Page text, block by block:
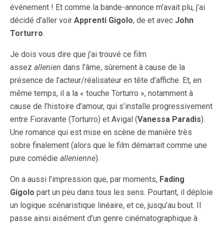
événement ! Et comme la bande-annonce m’avait plu, j’ai
décidé d’aller voir Apprenti Gigolo, de et avec John
Torturro.
Je dois vous dire que j’ai trouvé ce film
assez allenien dans l’âme, sûrement à cause de la
présence de l’acteur/réalisateur en tête d’affiche. Et, en
même temps, il a la « touche Torturro », notamment à
cause de l’histoire d’amour, qui s’installe progressivement
entre Fioravante (Torturro) et Avigal (Vanessa Paradis).
Une romance qui est mise en scène de manière très
sobre finalement (alors que le film démarrait comme une
pure comédie allenienne).
On a aussi l’impression que, par moments, Fading
Gigolo part un peu dans tous les sens. Pourtant, il déploie
un logique scénaristique linéaire, et ce, jusqu’au bout. Il
passe ainsi aisément d’un genre cinématographique à